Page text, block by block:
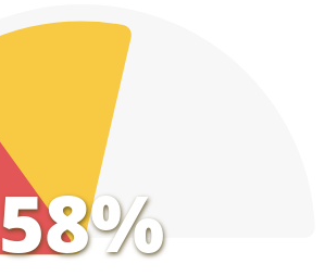
58%